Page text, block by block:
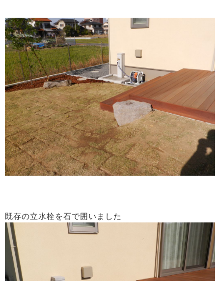
既存の立水栓を石で囲いました